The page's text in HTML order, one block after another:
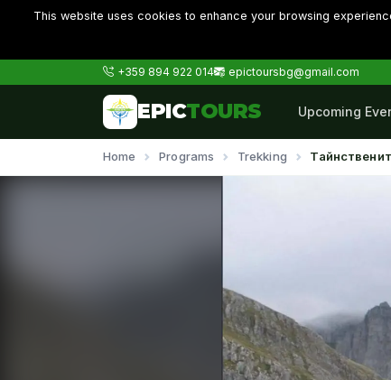
This website uses cookies to enhance your browsing
+359 894 922 014 epictoursbg@gmail.com
EPICTOURS Upcoming
Home Programs Trekking